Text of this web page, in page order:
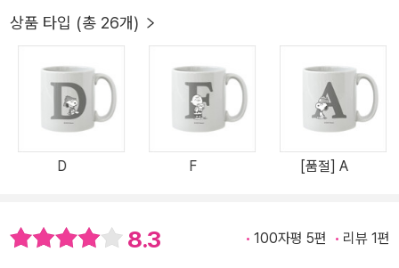
상품 타입 (총 26개)
D F [품절] A
8.3 100자평 5편 리뷰 1편